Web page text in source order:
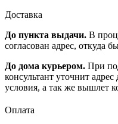
Доставка
До пункта выдачи. В
согласован адрес, откуда
До дома курьером. При
консультант уточнит
условия, а так же вышлет
Оплата